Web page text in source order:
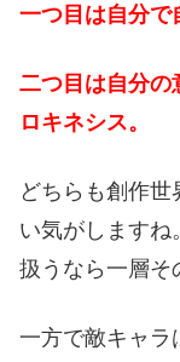
一つ目は自分で
二つ目は自分の
ロキネシス。
どちらも創作
い気がしますね
扱うなら一層そ
一方で敵キャラ